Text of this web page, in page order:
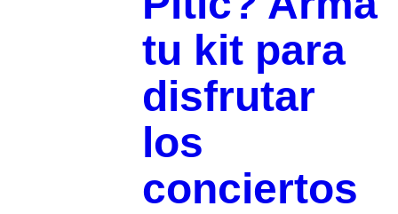
tu kit para
disfrutar
los
conciertos